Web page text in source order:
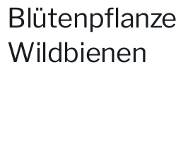
Wildbienen